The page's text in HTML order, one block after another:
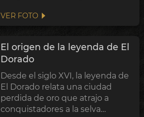
postura inclinada hacia atrás de
la figura de la izquierda aquí es
y ...
VER FOTO
El origen de la leyenda de El
Dorado
Desde el siglo XVI, la leyenda de
El Dorado relata una ciudad
perdida de oro que atrajo a
conquistadores a la selva